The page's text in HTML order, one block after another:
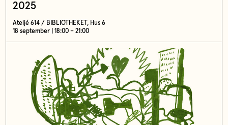
2025
Ateljé 614 / BIBLIOTHEKET, Hus 6
18 september | 18:00 – 21:00